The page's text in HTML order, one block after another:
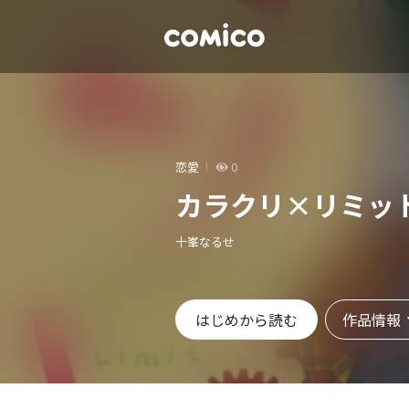
恋愛 0
カラクリ×リミッ
十峯なるせ
はじめから読む 作品情報